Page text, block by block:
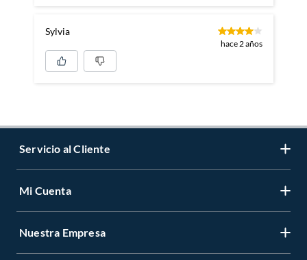
Sylvia
hace 2 años
Servicio al Cliente
Contáctanos
Mi Cuenta
Registrate
Nuestra Empresa